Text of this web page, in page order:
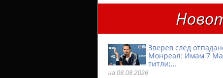
Зверев след
Монреал: Имам 7
титли;…
на 08.08.2026